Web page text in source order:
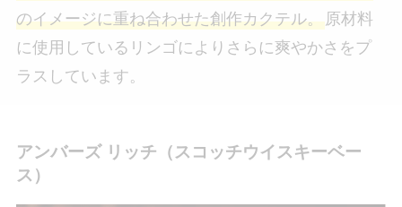
のイメージに重ね合わせた創作カクテル。原材料
に使用しているリンゴによりさらに爽やかさをプ
ラスしています。
アンバーズ リッチ（スコッチウイスキーベー
ス）